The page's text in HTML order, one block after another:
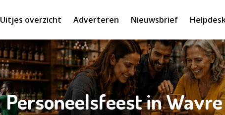
Uitjes overzicht Adverteren Nieuwsbrief
Personeelsfeest in Wavre